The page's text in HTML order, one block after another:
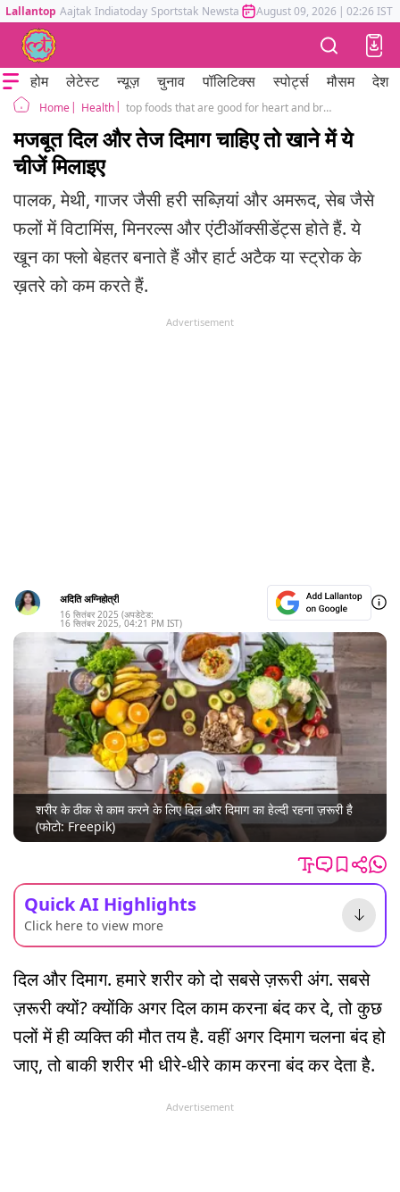
Lallantop Aajtak Indiatoday Sportstak Newstak Mumbai Tak Astrotak
August 09, 2026 | 02:26 IST
होम लेटेस्ट न्यूज़ चुनाव पॉलिटिक्स स्पोर्ट्स मौसम देश
Home Health top foods that are good for heart and brain health
मजबूत दिल और तेज दिमाग चाहिए तो खाने में ये
चीजें मिलाइए
पालक, मेथी, गाजर जैसी हरी सब्ज़ियां और अमरूद, सेब जैसे
फलों में विटामिंस, मिनरल्स और एंटीऑक्सीडेंट्स होते हैं. ये
खून का फ्लो बेहतर बनाते हैं और हार्ट अटैक या स्ट्रोक के
ख़तरे को कम करते हैं.
Advertisement
अदिति अग्निहोत्री
16 सितंबर 2025 (अपडेटेड:
16 सितंबर 2025, 04:21 PM IST)
शरीर के ठीक से काम करने के लिए दिल और दिमाग का हेल्दी रहना ज़रूरी है
(फोटो: Freepik)
Quick AI Highlights
Click here to view more
दिल और दिमाग. हमारे शरीर को दो सबसे ज़रूरी अंग. सबसे
ज़रूरी क्यों? क्योंकि अगर दिल काम करना बंद कर दे, तो कुछ
पलों में ही व्यक्ति की मौत तय है. वहीं अगर दिमाग चलना बंद हो
जाए, तो बाकी शरीर भी धीरे-धीरे काम करना बंद कर देता है.
Advertisement